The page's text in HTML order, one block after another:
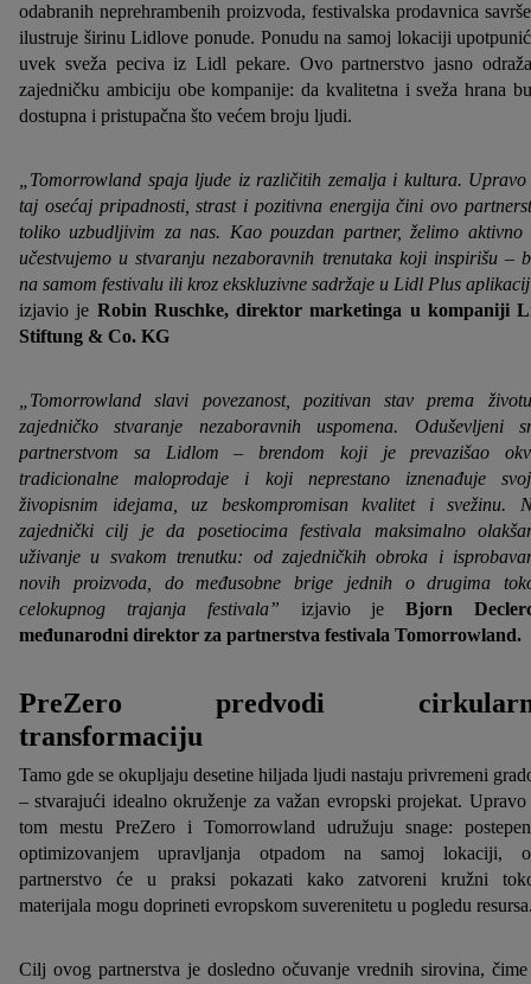
odabranih neprehrambenih proizvoda, festivalska prodavnica
ilustruje širinu Lidlove ponude. Ponudu na samoj lokaciji
uvek sveža peciva iz Lidl pekare. Ovo partnerstvo jasno
zajedničku ambiciju obe kompanije: da kvalitetna i sveža hrana
dostupna i pristupačna što većem broju ljudi.
„Tomorrowland spaja ljude iz različitih zemalja i kultura. Upravo
taj osećaj pripadnosti, strast i pozitivna energija čini ovo
toliko uzbudljivim za nas. Kao pouzdan partner, želimo aktivno
učestvujemo u stvaranju nezaboravnih trenutaka koji inspirišu –
na samom festivalu ili kroz ekskluzivne sadržaje u Lidl Plus
izjavio je Robin Ruschke, direktor marketinga u kompaniji
Stiftung & Co. KG
„Tomorrowland slavi povezanost, pozitivan stav prema
zajedničko stvaranje nezaboravnih uspomena. Oduševljeni
partnerstvom sa Lidlom – brendom koji je prevazišao
tradicionalne maloprodaje i koji neprestano iznenađuje
živopisnim idejama, uz beskompromisan kvalitet i svežinu.
zajednički cilj je da posetiocima festivala maksimalno
uživanje u svakom trenutku: od zajedničkih obroka i
novih proizvoda, do međusobne brige jednih o drugima
celokupnog trajanja festivala” izjavio jeBjorn
međunarodni direktor za partnerstva festivala Tomorrowland.
PreZero predvodi
transformaciju
Tamo gde se okupljaju desetine hiljada ljudi nastaju privremeni
– stvarajući idealno okruženje za važan evropski projekat. Upravo
tom mestu PreZero i Tomorrowland udružuju snage:
optimizovanjem upravljanja otpadom na samoj lokaciji,
partnerstvo će u praksi pokazati kako zatvoreni kružni
materijala mogu doprineti evropskom suverenitetu u pogledu
Cilj ovog partnerstva je dosledno očuvanje vrednih sirovina, čime